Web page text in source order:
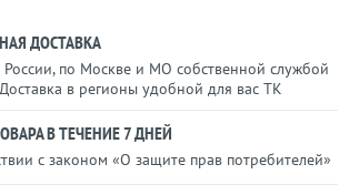
ДОСТАВКА
России, по Москве и МО собственной службой
в регионы удобной для вас ТК
В ТЕЧЕНИЕ 7 ДНЕЙ
с законом «О защите прав потребителей»